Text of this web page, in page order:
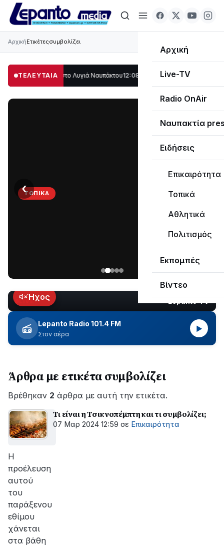
Αρχική
Live-TV
Radio OnAir
Ναυπακτία
Ειδήσεις
Επικαιρότητα
Τοπικά
Αθλητικά
Πολιτισμός
Εκπομπές
Βίντεο
ΑρχικήΕτικέτεςσυμβολίζει
ΤΕΛΕΥΤΑΙΑ
στο Λυγιά Ναυπάκτου12:08 Σε τροχιά υλοποίησης η Παράκαμψη του
ΤΟΠΙΚΆ
Ναυπάκτου
εδώ
και
περίπου
δύο
ώρες
εξέλιξη
οι
εργασίες
ΔΕΔΔΗΕ
για
την
βλάβης
‹
LIVEΉχος
Lepanto Radio 101.4 FM
Στον αέρα
▶
Άρθρα με ετικέτα συμβολίζει
Βρέθηκαν 2 άρθρα με αυτή την ετικέτα.
Τι είναι η Τσικνοπέμπτη και τι συμβολίζει;
07 Μαρ 2024 12:59 σε Επικαιρότητα
Η
προέλευση
αυτού
του
παράξενου
εθίμου
χάνεται
στα βάθη